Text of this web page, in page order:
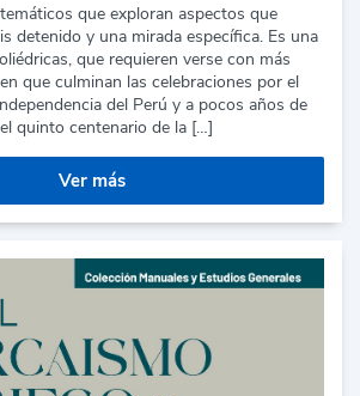
que exploran aspectos que
detenido y una mirada específica. Es una
que requieren verse con más
que culminan las celebraciones por el
del Perú y a pocos años de
quinto centenario de la […]
Ver más